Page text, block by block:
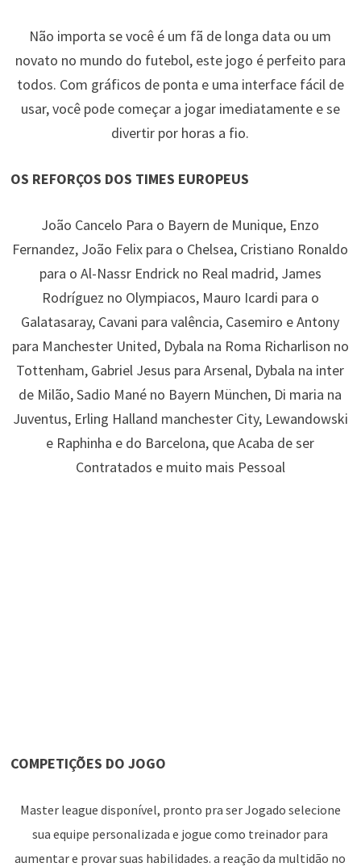
Não importa se você é um fã de longa data ou um
novato no mundo do futebol, este jogo é perfeito para
todos. Com gráficos de ponta e uma interface fácil de
usar, você pode começar a jogar imediatamente e se
divertir por horas a fio.
OS REFORÇOS DOS TIMES EUROPEUS
João Cancelo Para o Bayern de Munique, Enzo
Fernandez, João Felix para o Chelsea, Cristiano Ronaldo
para o Al-Nassr Endrick no Real madrid, James
Rodríguez no Olympiacos, Mauro Icardi para o
Galatasaray, Cavani para valência, Casemiro e Antony
para Manchester United, Dybala na Roma Richarlison no
Tottenham, Gabriel Jesus para Arsenal, Dybala na inter
de Milão, Sadio Mané no Bayern München, Di maria na
Juventus, Erling Halland manchester City, Lewandowski
e Raphinha e do Barcelona, que Acaba de ser
Contratados e muito mais Pessoal
COMPETIÇÕES DO JOGO
Master league disponível, pronto pra ser Jogado selecione
sua equipe personalizada e jogue como treinador para
aumentar e provar suas habilidades. a reação da multidão no